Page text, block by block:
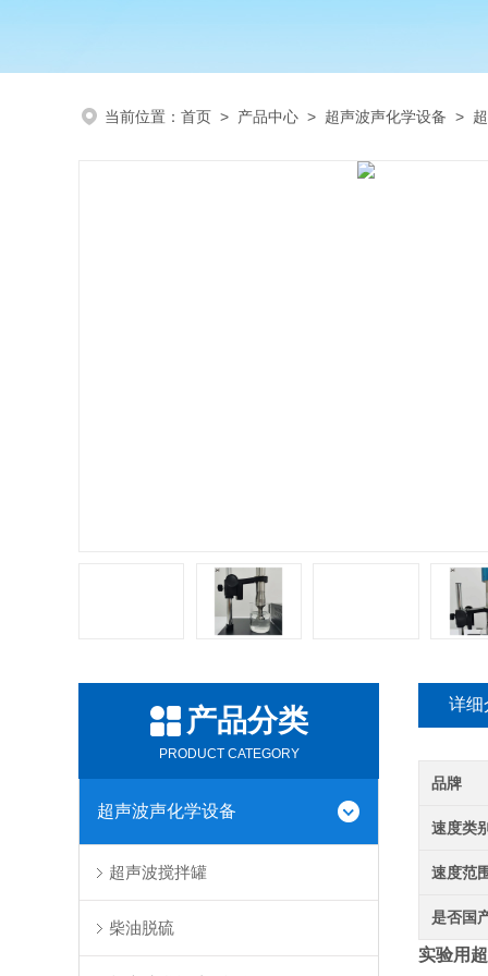
当前位置： 首页 > 产品中心 > 超声波声化学设备 >
产品分类
PRODUCT CATEGORY
超声波声化学设备
超声波搅拌罐
柴油脱硫
详细
品牌
速度类
速度范
是否国
实验用